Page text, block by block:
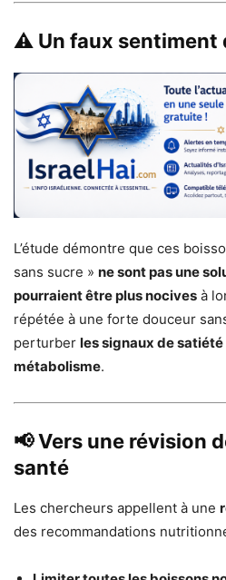
⚠️ Un faux sentiment
L’étude démontre que ces
sans sucre » ne sont pas une
pourraient être plus nocives à
répétée à une forte douceur
perturber les signaux de
métabolisme.
📢 Vers une révision
santé
Les chercheurs appellent à une
des recommandations